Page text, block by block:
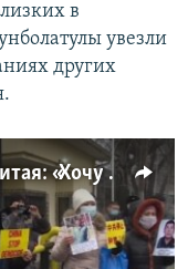
в
увезли
других
Акция перед консульством Китая: «Хочу увидеть сына, пока жива»
available